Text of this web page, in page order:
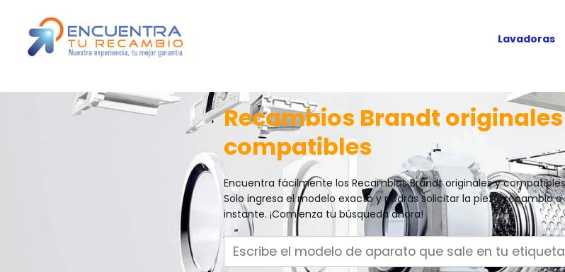
Lavadoras
Recambios Brandt
compatibles
Encuentra fácilmente los Recambios Brandt originales y
Solo ingresa el modelo exacto y podrás solicitar la pieza, recambio
instante. ¡Comienza tu búsqueda ahora!